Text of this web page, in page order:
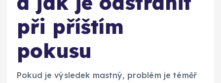
při příštím
pokusu
Pokud je výsledek mastný, problém je téměř